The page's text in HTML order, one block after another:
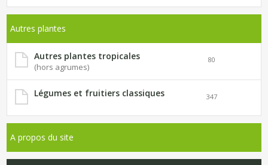
Autres plantes
Autres plantes tropicales
(hors agrumes)
80
Légumes et fruitiers classiques 347
A propos du site